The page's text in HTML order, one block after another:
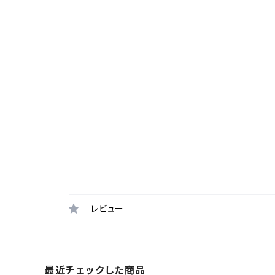
レビュー
最近チェックした商品